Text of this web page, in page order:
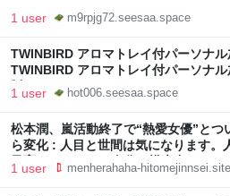
1 user m9rpjg72.seesaa.space
TWINBIRD アロマトレイ付パーソナ
TWINBIRD アロマトレイ付パーソナ
販
1 user hot006.seesaa.space
松本潤、嵐活動終了で“熱愛女優”と
ら変化 : 人目と世間は気になります。
子育て。なりたい自分を模索中。
1 user menherahaha-hitomejinnsei.site